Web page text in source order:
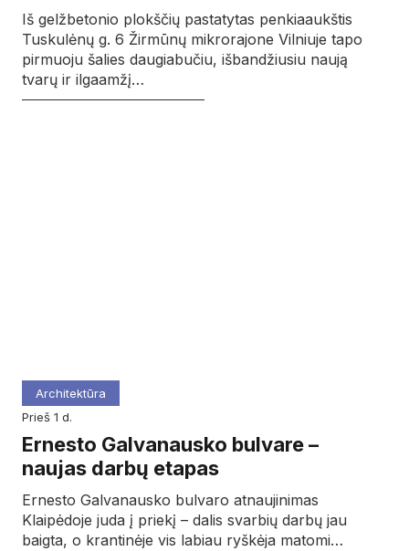
Iš gelžbetonio plokščių pastatytas penkiaaukštis
Tuskulėnų g. 6 Žirmūnų mikrorajone Vilniuje tapo
pirmuoju šalies daugiabučiu, išbandžiusiu naują
tvarų ir ilgaamžį…
Architektūra
prieš 1 d.
Ernesto Galvanausko bulvare –
naujas darbų etapas
Ernesto Galvanausko bulvaro atnaujinimas
Klaipėdoje juda į priekį – dalis svarbių darbų jau
baigta, o krantinėje vis labiau ryškėja matomi…